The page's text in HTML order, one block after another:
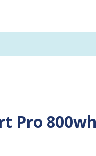
Pro 800wh